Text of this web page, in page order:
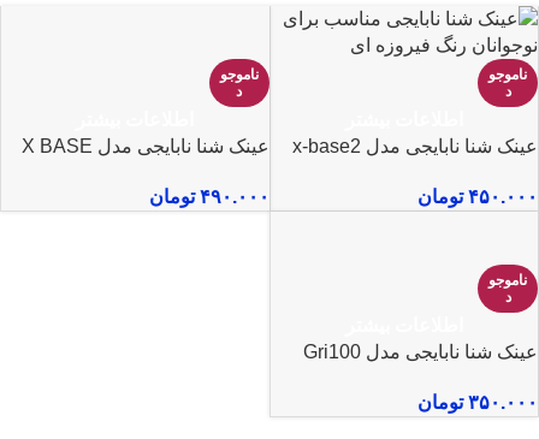
ناموجو
د
عینک شنا نابایجی مدل x-base2
۴۵۰.۰۰۰ تومان
ناموجو
د
عینک شنا نابایجی مدل X BASE
۴۹۰.۰۰۰ تومان
ناموجو
د
عینک شنا نابایجی مدل Gri100
۳۵۰.۰۰۰ تومان